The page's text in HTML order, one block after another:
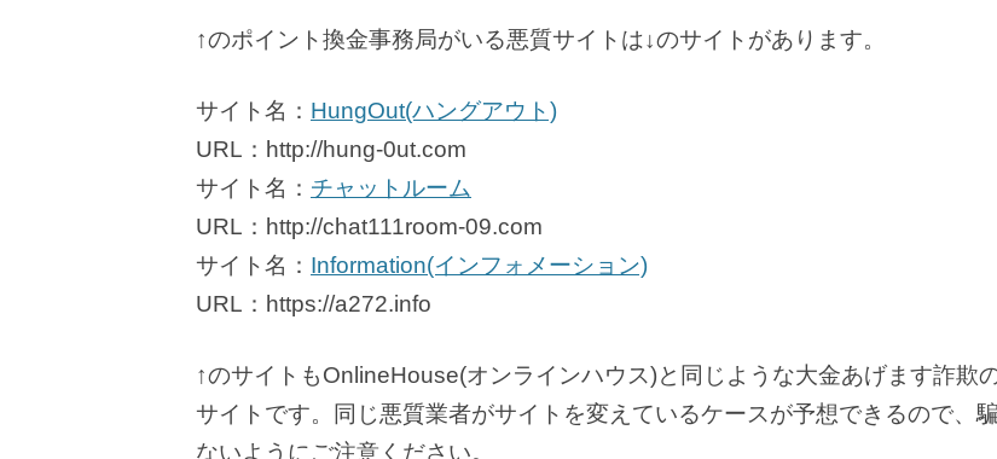
↑のポイント換金事務局がいる悪質サイトは↓のサイトがあります。
サイト名： HungOut(ハングアウト)
URL：http://hung-0ut.com
サイト名： チャットルーム
URL：http://chat111room-09.com
サイト名： Information(インフォメーション)
URL：https://a272.info
↑のサイトもOnlineHouse(オンラインハウス)と同じような大金あげます詐欺
サイトです。同じ悪質業者がサイトを変えているケースが予想できるので、
ないようにご注意ください。